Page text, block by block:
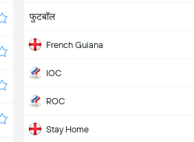
फुटबॉल
French Guiana
IOC
ROC
Stay Home